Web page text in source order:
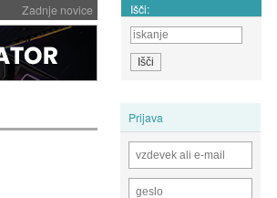
Zadnje novice Išči:
Prijava